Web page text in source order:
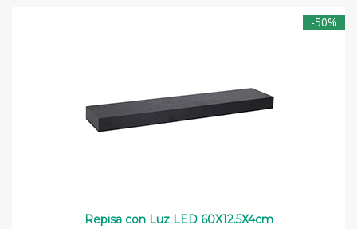
-50%
Repisa con Luz LED 60X12.5X4cm